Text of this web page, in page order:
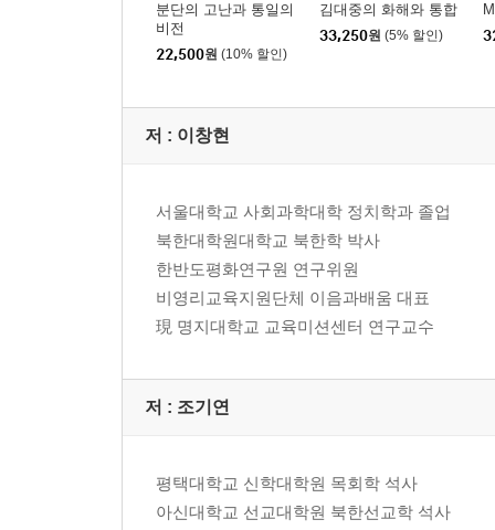
분단의 고난과 통일의
비전
22,500원 (10% 할인)
김대중의 화해와 통합
33,250원 (5% 할인)
저 : 이창현
서울대학교 사회과학대학 정치학과 졸업
북한대학원대학교 북한학 박사
한반도평화연구원 연구위원
비영리교육지원단체 이음과배움 대표
現 명지대학교 교육미션센터 연구교수
저 : 조기연
평택대학교 신학대학원 목회학 석사
아신대학교 선교대학원 북한선교학 석사